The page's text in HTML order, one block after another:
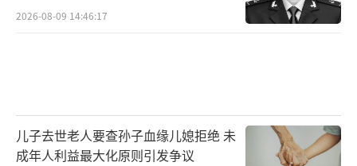
2026-08-09 14:46:17
儿子去世老人要查孙子血缘儿媳拒绝 未
成年人利益最大化原则引发争议